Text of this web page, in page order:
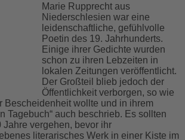
Marie Rupprecht aus
Niederschlesien war eine
leidenschaftliche, gefühlvolle
Poetin des 19. Jahrhunderts.
Einige ihrer Gedichte wurden
schon zu ihren Lebzeiten in
lokalen Zeitungen veröffentlicht.
Der Großteil blieb jedoch der
Öffentlichkeit verborgen, so wie
Bescheidenheit wollte und in ihrem
Tagebuch“ auch beschrieb. Es sollten
Jahre vergehen, bevor ihr
literarisches Werk in einer Kiste im